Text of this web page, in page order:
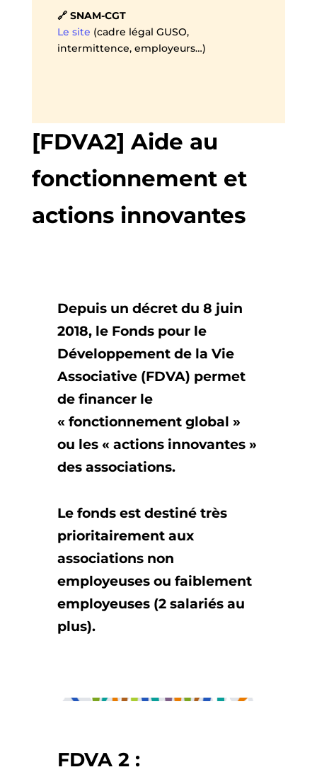
🔗 SNAM-CGT
Le site (cadre légal GUSO,
intermittence, employeurs…)
[FDVA2] Aide au
fonctionnement et
actions innovantes
Depuis un décret du 8 juin
2018, le Fonds pour le
Développement de la Vie
Associative (FDVA) permet
de financer le
« fonctionnement global »
ou les « actions innovantes »
des associations.
Le fonds est destiné très
prioritairement aux
associations non
employeuses ou faiblement
employeuses(2 salariés au
plus).
FDVA 2 :